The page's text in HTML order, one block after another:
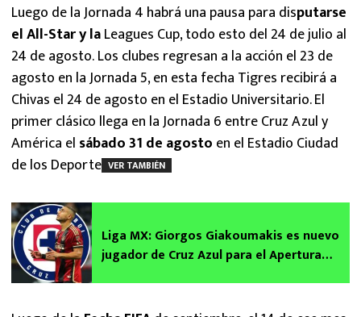
Luego de la Jornada 4 habrá una pausa para disputarse
el All-Star y laLeagues Cup, todo esto del 24 de julio al
24 de agosto. Los clubes regresan a la acción el 23 de
agosto en la Jornada 5, en esta fecha Tigres recibirá a
Chivas el 24 de agosto en el Estadio Universitario. El
primer clásico llega en la Jornada 6 entre Cruz Azul y
América el sábado 31 de agosto en el Estadio Ciudad
de los Deportes.VER TAMBIÉN
Liga MX: Giorgos Giakoumakis es nuevo
jugador de Cruz Azul para el Apertura